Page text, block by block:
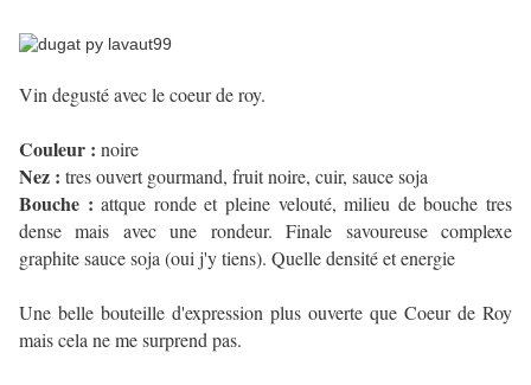
Vin degusté avec le coeur de roy.
Couleur : noire
Nez : tres ouvert gourmand, fruit noire, cuir, sauce soja
Bouche : attque ronde et pleine velouté, milieu de bouche tres
dense mais avec une rondeur. Finale savoureuse complexe
graphite sauce soja (oui j'y tiens). Quelle densité et energie
Une belle bouteille d'expression plus ouverte que Coeur de Roy
mais cela ne me surprend pas.